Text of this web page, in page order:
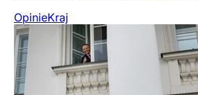
OpinieKraj